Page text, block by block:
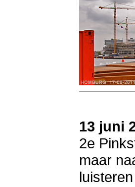
13 juni
2e
maar